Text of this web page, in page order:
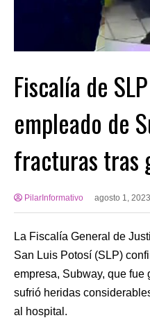
Fiscalía de
empleado de
fracturas tras
PilarInformativo agosto 1,
La Fiscalía General de
San Luis Potosí (SLP)
empresa, Subway, que fue
sufrió heridas
al hospital.